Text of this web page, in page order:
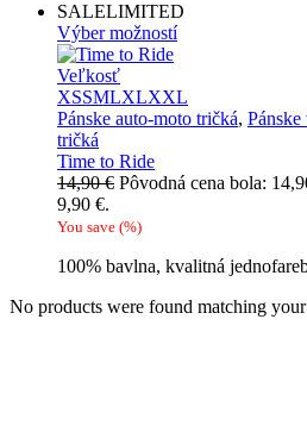
SALELIMITED
Výber možností
Veľkosť
XSSMLXLXXL
Pánske auto-moto tričká,
tričká
Time to Ride
14,90€ Pôvodná cena bola:
9,90 €.
You save (%)
100% bavlna, kvalitná
No products were found matching